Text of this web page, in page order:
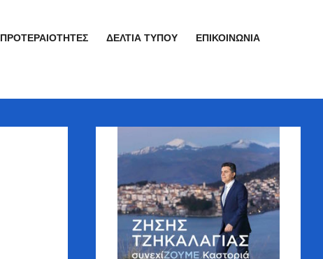
ΠΡΟΤΕΡΑΙΌΤΗΤΕΣ ΔΕΛΤΊΑ ΤΎΠΟΥ ΕΠΙΚΟΙΝΩΝΊΑ